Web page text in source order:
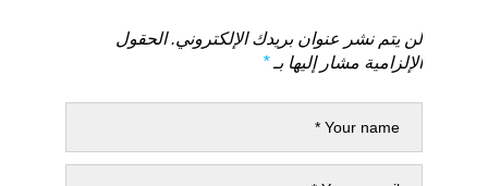
لن يتم نشر عنوان بريدك الإلكتروني. الحقول
الإلزامية مشار إليها بـ*